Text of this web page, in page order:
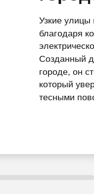
Узкие улицы
благодаря
Созданный
городе, он
который
тесными